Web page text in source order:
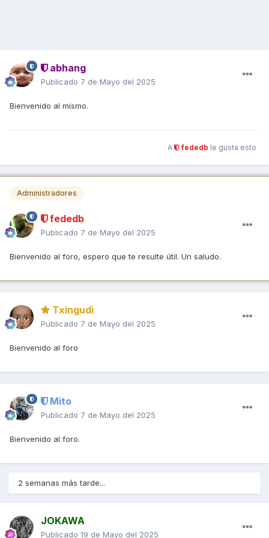
abhang
Publicado 7 de Mayo del 2025
Bienvenido al mismo.
A fededb le gusta esto
Administradores
fededb
Publicado 7 de Mayo del 2025
Bienvenido al foro, espero que te resulte útil. Un saludo.
Txingudi
Publicado 7 de Mayo del 2025
Bienvenido al foro
Mito
Publicado 7 de Mayo del 2025
Bienvenido al foro.
2 semanas más tarde...
JOKAWA
Publicado 19 de Mayo del 2025